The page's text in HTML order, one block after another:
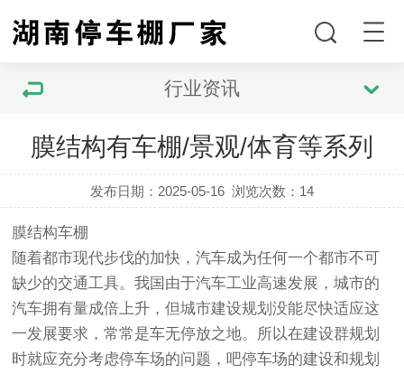
行业资讯
膜结构有车棚/景观/体育等系列
发布日期：2025-05-16 浏览次数： 14
膜结构车棚
随着都市现代步伐的加快，汽车成为任何一个都市不可
缺少的交通工具。我国由于汽车工业高速发展，城市的
汽车拥有量成倍上升，但城市建设规划没能尽快适应这
一发展要求，常常是车无停放之地。所以在建设群规划
时就应充分考虑停车场的问题，吧停车场的建设和规划